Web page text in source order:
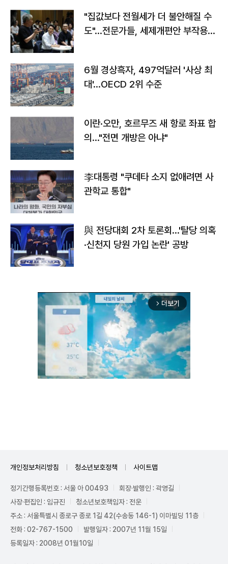
"집값보다 전월세가 더 불안해질 수
도"…전문가들, 세제개편안 부작용
6월 경상흑자, 497억달러 '사상 최
대'…OECD 2위 수준
이란·오만, 호르무즈 새 항로 좌표 합
의…"전면 개방은 아냐"
李대통령 "쿠데타 소지 없애려면 사
관학교 통합"
與 전당대회 2차 토론회…'탈당 의혹
·신천지 당원 가입 논란' 공방
arrow_forward_ios 더보기
개인정보처리방침 청소년보호정책 사이트맵
정기간행등록번호 : 서울 아 00493
회장·발행인 : 곽영길
사장·편집인 : 임규진
청소년보호책임자 : 전운
주소 : 서울특별시 종로구 종로 1길 42(수송동 146-1) 이마빌딩 11층
전화 : 02-767-1500
발행일자 : 2007년 11월 15일
등록일자 : 2008년 01월10일